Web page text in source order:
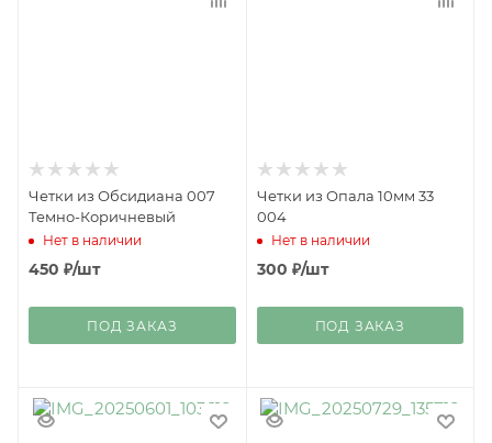
Четки из Обсидиана 007
Темно-Коричневый
Нет в наличии
450 ₽/шт
ПОД ЗАКАЗ
Четки из Опала 10мм 33
004
Нет в наличии
300 ₽/шт
ПОД ЗАКАЗ